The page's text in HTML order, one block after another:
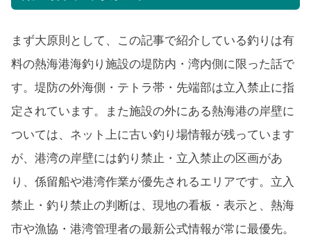
まず大原則として、この記事で紹介している釣りは有
料の熱海港海釣り施設の堤防内・湾内側に限った話で
す。堤防の外海側・テトラ帯・先端部は立入禁止に指
定されています。また施設の外にある熱海港の岸壁に
ついては、ネット上に古い釣り場情報が残っています
が、港湾の岸壁には釣り禁止・立入禁止の区画があ
り、係留船や港湾作業が優先されるエリアです。立入
禁止・釣り禁止の判断は、現地の看板・表示と、熱海
市や漁協・港湾管理者の最新公式情報が常に最優先。